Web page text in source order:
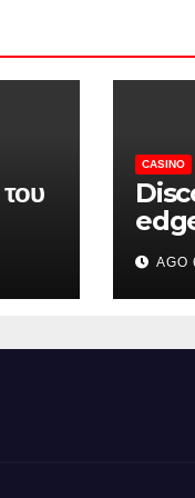
CASINO
wins
AGO